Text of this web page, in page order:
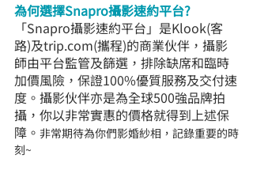
為何選擇Snapro攝影速約平台?
「Snapro攝影速約平台」是Klook(客
路)及trip.com(攜程)的商業伙伴，攝影
師由平台監管及篩選，排除缺席和臨時
加價風險，保證100%優質服務及交付速
度。攝影伙伴亦是為全球500強品牌拍
攝，你以非常實惠的價格就得到上述保
障。 非常期待為你們影婚紗相，記錄重要的時
刻~